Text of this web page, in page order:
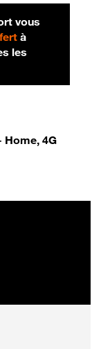
vous
à
les
Home, 4G